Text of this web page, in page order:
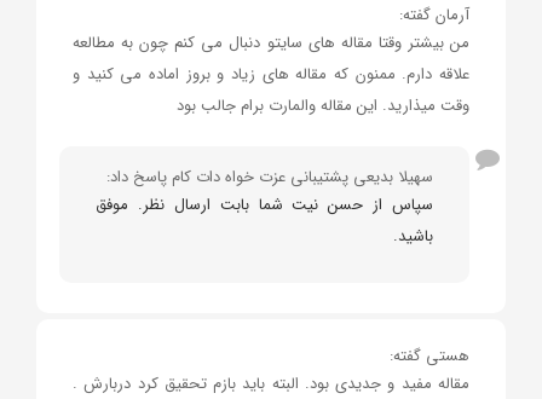
آرمان گفته:
من بیشتر وقتا مقاله های سایتو دنبال می کنم چون به مطالعه
علاقه دارم. ممنون که مقاله های زیاد و بروز اماده می کنید و
وقت میذارید. این مقاله والمارت برام جالب بود
سهیلا بدیعی پشتیبانی عزت خواه دات کام پاسخ داد:
سپاس از حسن نیت شما بابت ارسال نظر. موفق
باشید.
هستی گفته:
مقاله مفید و جدیدی بود. البته باید بازم تحقیق کرد دربارش .